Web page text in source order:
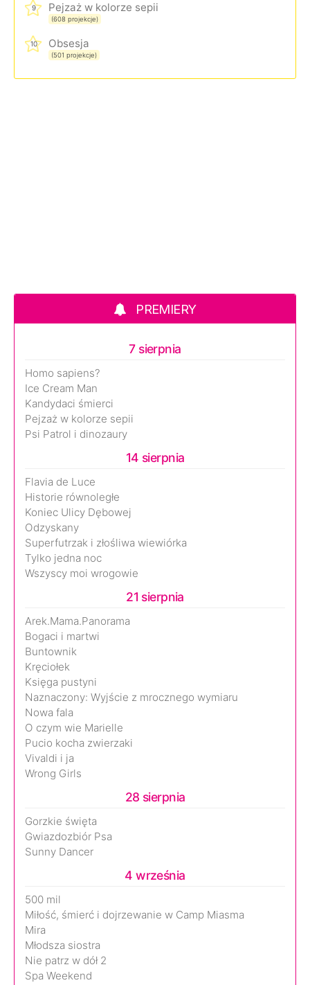
9 Pejzaż w kolorze sepii
(608 projekcje)
10 Obsesja
(501 projekcje)
PREMIERY
7 sierpnia
Homo sapiens?
Ice Cream Man
Kandydaci śmierci
Pejzaż w kolorze sepii
Psi Patrol i dinozaury
14 sierpnia
Flavia de Luce
Historie równoległe
Koniec Ulicy Dębowej
Odzyskany
Superfutrzak i złośliwa wiewiórka
Tylko jedna noc
Wszyscy moi wrogowie
21 sierpnia
Arek.Mama.Panorama
Bogaci i martwi
Buntownik
Kręciołek
Księga pustyni
Naznaczony: Wyjście z mrocznego wymiaru
Nowa fala
O czym wie Marielle
Pucio kocha zwierzaki
Vivaldi i ja
Wrong Girls
28 sierpnia
Gorzkie święta
Gwiazdozbiór Psa
Sunny Dancer
4 września
500 mil
Miłość, śmierć i dojrzewanie w Camp Miasma
Mira
Młodsza siostra
Nie patrz w dół 2
Spa Weekend